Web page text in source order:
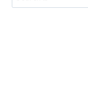
for: